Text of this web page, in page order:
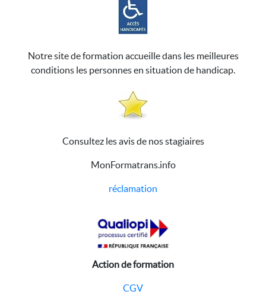
Notre site de formation accueille dans les meilleures
conditions les personnes en situation de handicap.
Consultez les avis de nos stagiaires
MonFormatrans.info
réclamation
Action de formation
CGV